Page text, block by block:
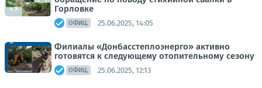
Горловке
ОФИЦ. 25.06.2025, 14:05
Филиалы «Донбасстеплоэнерго» активно
готовятся к следующему отопительному сезону
ОФИЦ. 25.06.2025, 12:13